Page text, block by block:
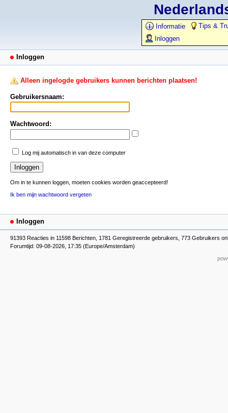
Informatie
Tips &
Inloggen
Inloggen
Alleen ingelogde gebruikers kunnen berichten plaatsen!
Gebruikersnaam:
Wachtwoord:
Log mij automatisch in van deze computer
Om in te kunnen loggen, moeten cookies worden geaccepteerd!
Ik ben mijn wachtwoord vergeten
Inloggen
91393 Reacties in 11598 Berichten, 1781 Geregistreerde gebruikers, 773 Gebruikers
Forumtijd: 09-08-2026, 17:35 (Europe/Amsterdam)